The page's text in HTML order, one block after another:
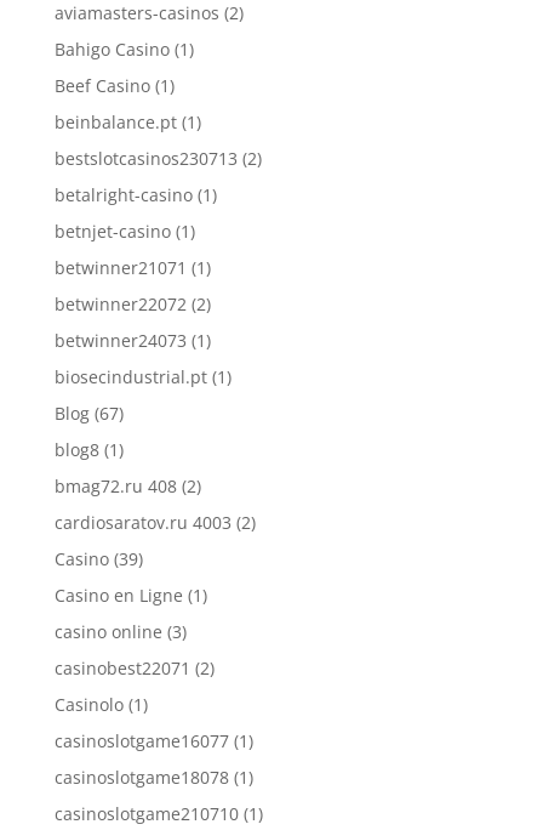
aviamasters-casinos (2)
Bahigo Casino(1)
Beef Casino(1)
beinbalance.pt(1)
bestslotcasinos230713 (2)
betalright-casino(1)
betnjet-casino(1)
betwinner21071 (1)
betwinner22072(2)
betwinner24073 (1)
biosecindustrial.pt(1)
Blog(67)
blog8(1)
bmag72.ru 408(2)
cardiosaratov.ru 4003 (2)
Casino(39)
Casino en Ligne (1)
casino online (3)
casinobest22071 (2)
Casinolo(1)
casinoslotgame16077(1)
casinoslotgame18078(1)
casinoslotgame210710(1)